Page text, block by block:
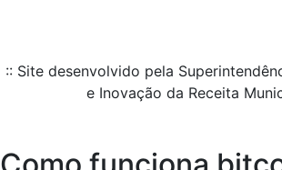
:: Site desenvolvido pela
e Inovação da Receita